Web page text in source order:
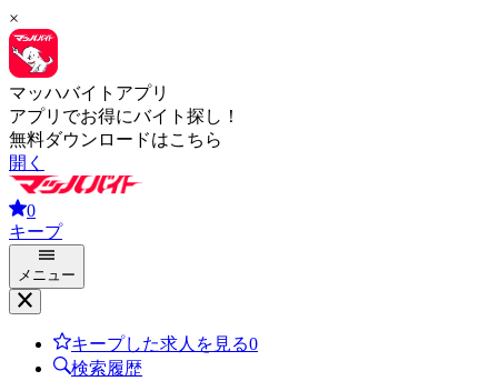
×
マッハバイトアプリ
アプリでお得にバイト探し！
無料ダウンロードはこちら
開く
0
キープ
メニュー
キープした求人を見る0
検索履歴